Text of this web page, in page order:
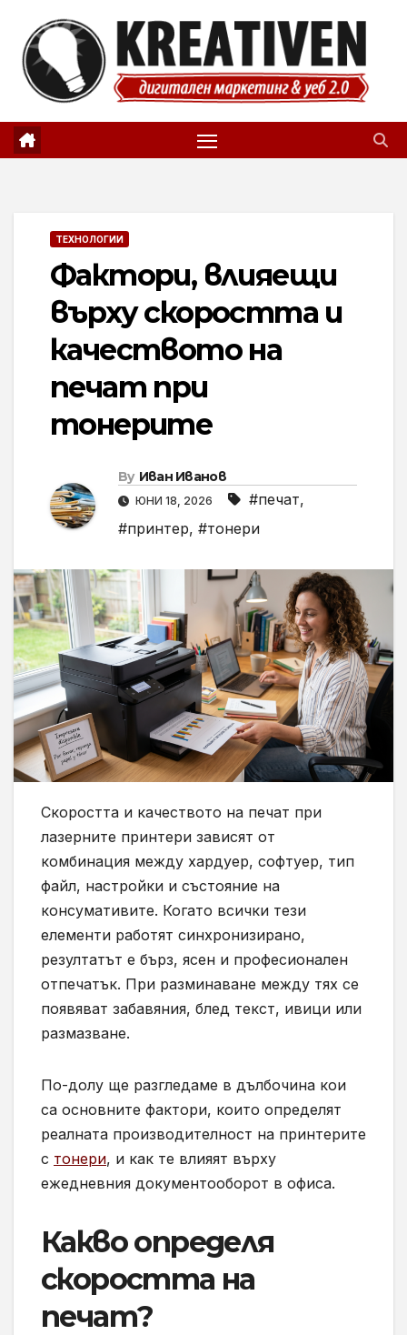
content
ТЕХНОЛОГИИ
Фактори, влияещи
върху скоростта и
качеството на
печат при
тонерите
By Иван Иванов
ЮНИ 18, 2026 #печат,
#принтер, #тонери
Скоростта и качеството на печат при
лазерните принтери зависят от
комбинация между хардуер, софтуер, тип
файл, настройки и състояние на
консумативите. Когато всички тези
елементи работят синхронизирано,
резултатът е бърз, ясен и професионален
отпечатък. При разминаване между тях се
появяват забавяния, блед текст, ивици или
размазване.
По-долу ще разгледаме в дълбочина кои
са основните фактори, които определят
реалната производителност на принтерите
с тонери, и как те влияят върху
ежедневния документооборот в офиса.
Какво определя
скоростта на
печат?